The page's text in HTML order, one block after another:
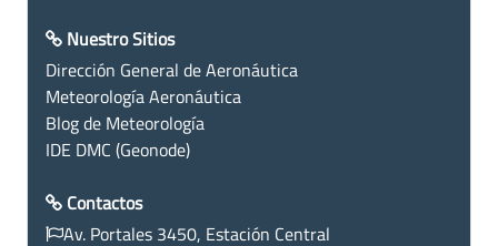
Nuestro Sitios
Dirección General de Aeronáutica
Meteorología Aeronáutica
Blog de Meteorología
IDE DMC (Geonode)
Contactos
Av. Portales 3450, Estación Central